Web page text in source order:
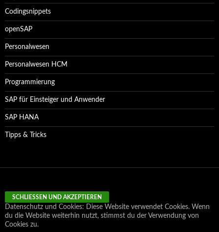
Codingsnippets
openSAP
Personalwesen
Personalwesen HCM
Programmierung
SAP für Einsteiger und Anwender
SAP HANA
Tipps & Tricks
Datenschutz und Cookies: Diese Website verwendet Cookies. Wenn
du die Website weiterhin nutzt, stimmst du der Verwendung von
Cookies zu.